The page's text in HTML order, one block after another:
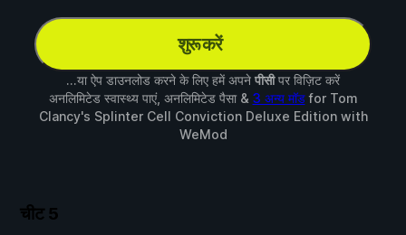
शुरू करें
...या ऐप डाउनलोड करने के लिए हमें अपने पीसीपर विज़िट करें
अनलिमिटेड स्वास्थ्य पाएं, अनलिमिटेड पैसा & 3 अन्य मॉडfor Tom
Clancy's Splinter Cell Conviction Deluxe Editionwith
WeMod
चीट 5